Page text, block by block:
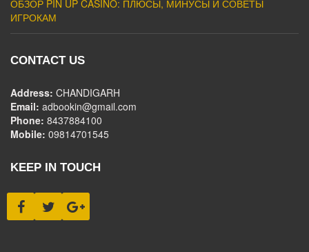
ОБЗОР PIN UP CASINO: ПЛЮСЫ, МИНУСЫ И СОВЕТЫ
ИГРОКАМ
CONTACT US
Address: CHANDIGARH
Email: adbookin@gmail.com
Phone: 8437884100
Mobile: 09814701545
KEEP IN TOUCH